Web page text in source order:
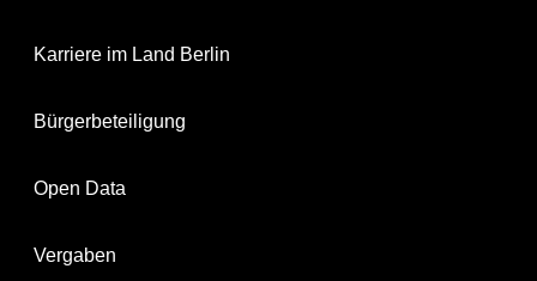
Karriere im Land Berlin
Bürgerbeteiligung
Open Data
Vergaben